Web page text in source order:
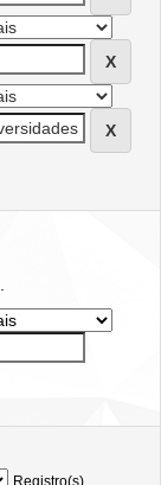
Registro(s)